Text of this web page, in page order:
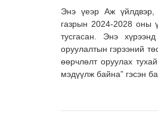
Энэ үеэр Аж үйлдвэр,
газрын 2024-2028 оны
тусгасан. Энэ
оруулалтын гэрээний
өөрчлөлт оруулах
мэдүүлж байна” гэсэн